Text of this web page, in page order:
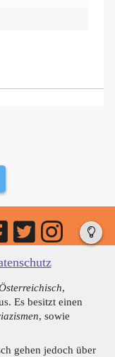
,
Es besitzt einen
, sowie
gehen jedoch über